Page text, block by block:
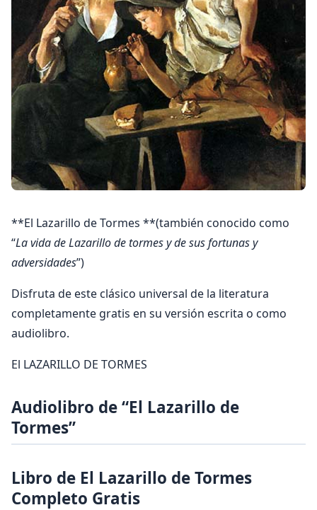
**El Lazarillo de Tormes **(también conocido como
“La vida de Lazarillo de tormes y de sus fortunas y
adversidades”)
Disfruta de este clásico universal de la literatura
completamente gratis en su versión escrita o como
audiolibro.
El LAZARILLO DE TORMES
Audiolibro de “El Lazarillo de
Tormes”
Libro de El Lazarillo de Tormes
Completo Gratis